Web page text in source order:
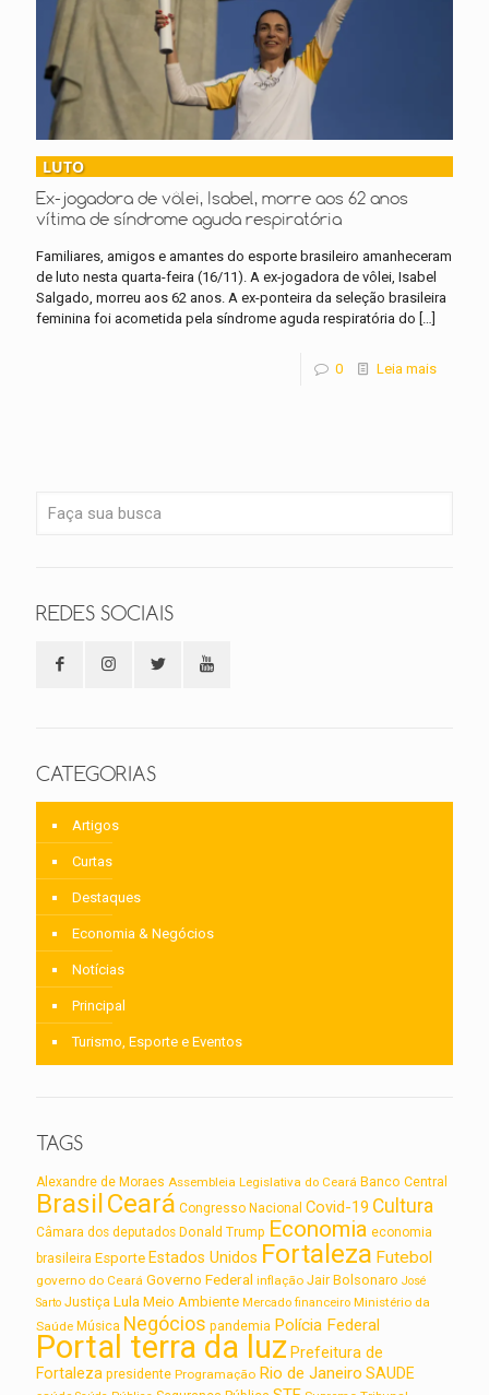
LUTO
Ex-jogadora de vôlei, Isabel, morre aos 62 anos
vítima de síndrome aguda respiratória
Familiares, amigos e amantes do esporte brasileiro amanheceram
de luto nesta quarta-feira (16/11). A ex-jogadora de vôlei, Isabel
Salgado, morreu aos 62 anos. A ex-ponteira da seleção brasileira
feminina foi acometida pela síndrome aguda respiratória do […]
0 Leia mais
REDES SOCIAIS
CATEGORIAS
Artigos
Curtas
Destaques
Economia & Negócios
Notícias
Principal
Turismo, Esporte e Eventos
TAGS
Alexandre de Moraes Assembleia Legislativa do Ceará Banco Central
BrasilCeará Congresso Nacional Covid-19 Cultura
Câmara dos deputados Donald Trump Economia economia
brasileira Esporte Estados Unidos Fortaleza Futebol
governo do Ceará Governo Federal inflação Jair Bolsonaro José
Sarto Justiça Lula Meio Ambiente Mercado financeiro Ministério da
Saúde Música Negócios pandemia Polícia Federal
Portal terra da luz Prefeitura de
Fortaleza presidente Programação Rio de Janeiro SAUDE